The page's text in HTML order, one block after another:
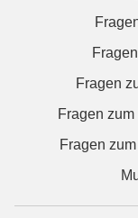
Fragen
Fragen
Fragen